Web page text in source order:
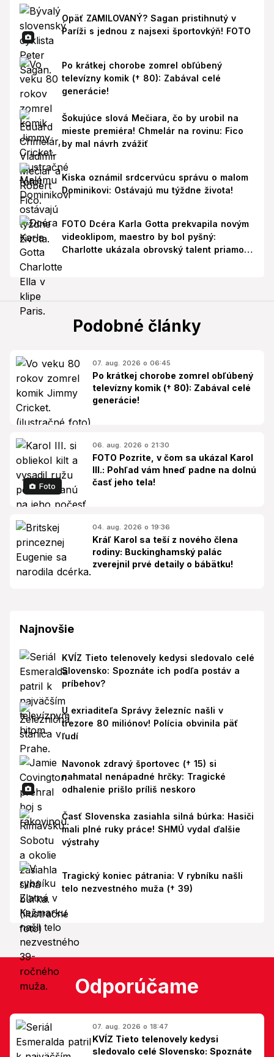
Opäť ZAMILOVANÝ? Sagan pristihnutý v
Paríži s jednou z najsexi športovkýň! FOTO
Po krátkej chorobe zomrel obľúbený
televízny komik († 80): Zabával celé
generácie!
Šokujúce slová Mečiara, čo by urobil na
mieste premiéra! Chmelár na rovinu: Fico
by mal návrh zvážiť
Kiska oznámil srdcervúcu správu o malom
Dominikovi: Ostávajú mu týždne života!
FOTO Dcéra Karla Gotta prekvapila novým
videoklipom, maestro by bol pyšný:
Charlotte ukázala obrovský talent priamo v
Podobné články
07. aug. 2026 o 06:45
Po krátkej chorobe zomrel obľúbený
televízny komik († 80): Zabával celé
generácie!
Foto
06. aug. 2026 o 21:30
FOTO Pozrite, v čom sa ukázal Karol
III.: Pohľad vám hneď padne na dolnú
časť jeho tela!
04. aug. 2026 o 19:36
Kráľ Karol sa teší z nového člena
rodiny: Buckinghamský palác
zverejnil prvé detaily o bábätku!
Najnovšie
KVÍZ Tieto telenovely kedysi sledovalo celé
Slovensko: Spoznáte ich podľa postáv a
príbehov?
U exriaditeľa Správy železníc našli v
trezore 80 miliónov! Polícia obvinila päť
ľudí
Navonok zdravý športovec († 15) si
nahmatal nenápadné hrčky: Tragické
odhalenie prišlo príliš neskoro
Časť Slovenska zasiahla silná búrka: Hasiči
mali plné ruky práce! SHMÚ vydal ďalšie
výstrahy
Tragický koniec pátrania: V rybníku našli
telo nezvestného muža († 39)
Odporúčame
07. aug. 2026 o 18:47
KVÍZ Tieto telenovely kedysi
sledovalo celé Slovensko: Spoznáte